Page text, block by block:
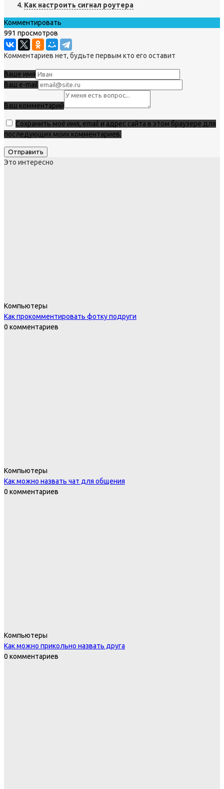
Как настроить сигнал роутера
Комментировать
991 просмотров
Комментариев нет, будьте первым кто его оставит
Ваше имя
Ваш e-mail
Ваш комментарий
Сохранить моё имя, email и адрес сайта в этом браузере для
последующих моих комментариев.
Это интересно
Компьютеры
Как прокомментировать фотку подруги
0 комментариев
Компьютеры
Как можно назвать чат для общения
0 комментариев
Компьютеры
Как можно прикольно назвать друга
0 комментариев